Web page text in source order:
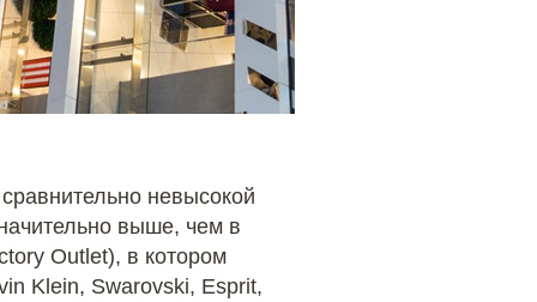
невысокой
выше, чем в
Outlet), в котором
Klein, Swarovski, Esprit,